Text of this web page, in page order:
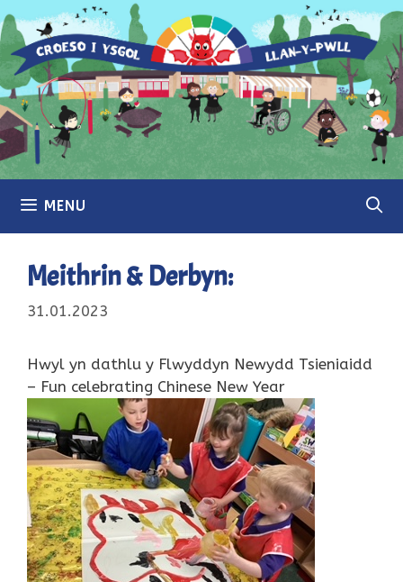
Skip
to
content
MENU
Meithrin & Derbyn:
31.01.2023
Hwyl yn dathlu y Flwyddyn Newydd Tsieniaidd
– Fun celebrating Chinese New Year